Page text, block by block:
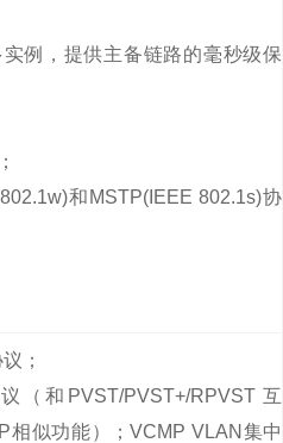
例，提供主备链路的毫秒级保
和MSTP(IEEE 802.1s)协
；
（和PVST/PVST+/RPVST 互
似功能）；VCMP VLAN集中